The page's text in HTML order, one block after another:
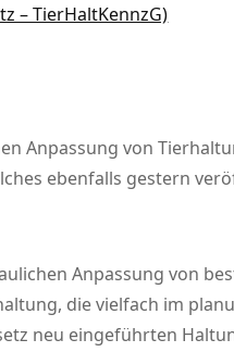
– TierHaltKennzG)
Anpassung von
ebenfalls gestern
Anpassung von
die vielfach im
neu eingeführten